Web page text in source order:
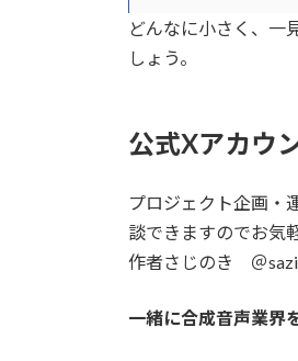
どんなに小さく、一
しょう。
公式Xアカウ
プロジェクト企画・
談できますのでお気
作者さじのき ＠
一緒に合成音声業界